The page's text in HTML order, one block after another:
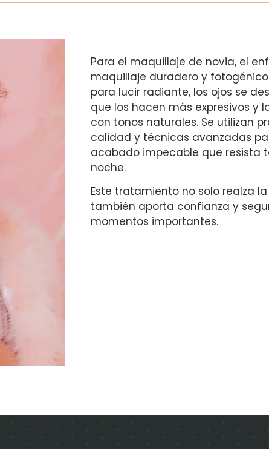
Para el maquillaje de novia, el
maquillaje duradero y
para lucir radiante, los ojos se
que los hacen más expresivos y
con tonos naturales. Se utilizan
calidad y técnicas avanzadas
acabado impecable que resista
noche.
Este tratamiento no solo realza
también aporta confianza y
momentos importantes.